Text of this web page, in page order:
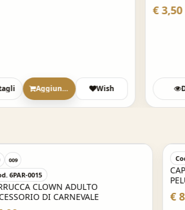
Aggiungi Wish
€ 3,50
0015
CLOWN ADULTO
DI CARNEVALE
Cod.
€ 8,00